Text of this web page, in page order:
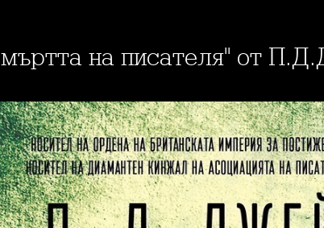
"Смъртта на писателя" от